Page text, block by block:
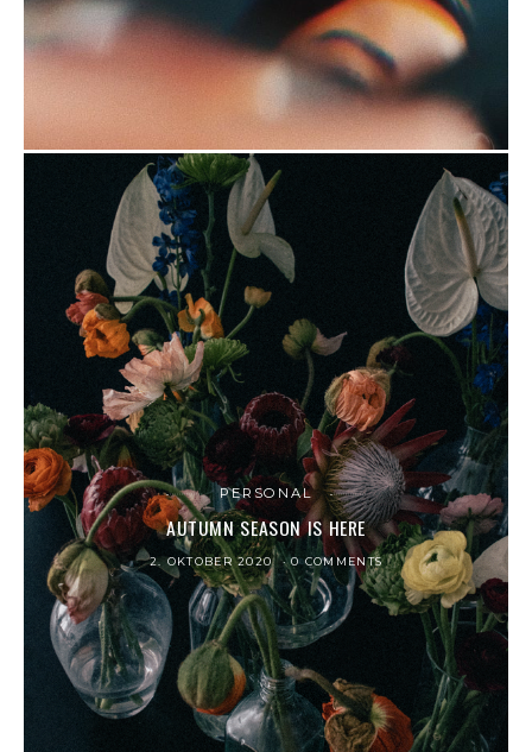
PERSONAL
AUTUMN SEASON IS HERE
2. OKTOBER 2020 0 COMMENTS